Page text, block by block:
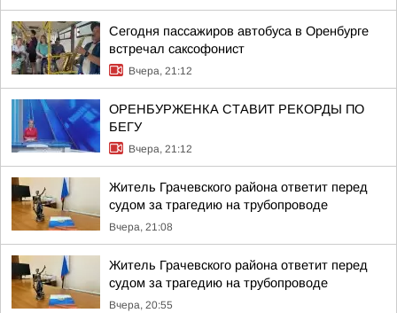
Сегодня пассажиров автобуса в Оренбурге
встречал саксофонист
Вчера, 21:12
ОРЕНБУРЖЕНКА СТАВИТ РЕКОРДЫ ПО
БЕГУ
Вчера, 21:12
Житель Грачевского района ответит перед
судом за трагедию на трубопроводе
Вчера, 21:08
Житель Грачевского района ответит перед
судом за трагедию на трубопроводе
Вчера, 20:55